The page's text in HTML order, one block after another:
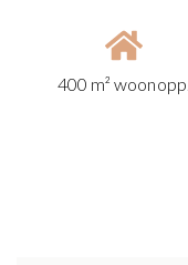
400 m² woonopp.